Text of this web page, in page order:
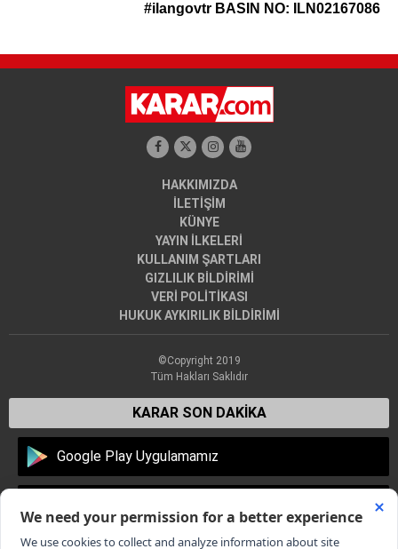
#ilangovtr BASIN NO: ILN02167086
HAKKIMIZDA
İLETİŞİM
KÜNYE
YAYIN İLKELERİ
KULLANIM ŞARTLARI
GIZLILIK BİLDİRİMİ
VERİ POLİTİKASI
HUKUK AYKIRILIK BİLDİRİMİ
©Copyright 2019
Tüm Hakları Saklıdır
KARAR SON DAKİKA
Google Play Uygulamamız